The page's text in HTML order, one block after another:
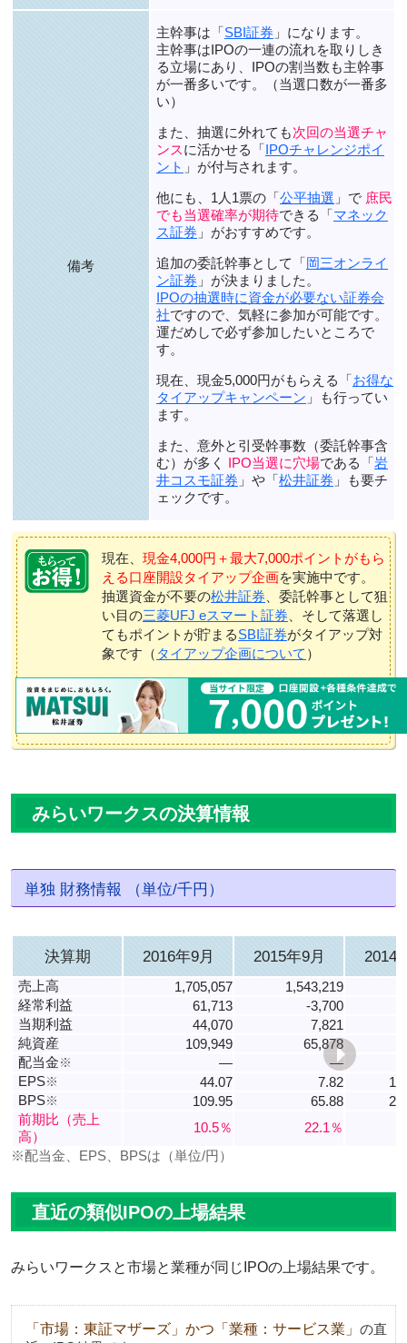
備考
主幹事は「SBI証券 」になります。
主幹事はIPOの一連の流れを取りしき
る立場にあり、 IPOの割当数も主幹事
が一番多いです。（当選口数が一番多
い）
また、抽選に外れても次回の当選チャ
ンスに活かせる「IPOチャレンジポイ
ント 」が付与されます。
他にも、1人1票の「公平抽選 」で 庶民
でも当選確率が期待できる「マネック
ス証券 」がおすすめです。
追加の委託幹事として「岡三オンライ
ン証券 」が決まりました。
IPOの抽選時に資金が必要ない証券会
社ですので、気軽に参加が可能です。
運だめしで必ず参加したいところで
す。
現在、 現金5,000円がもらえる 「お得な
タイアップキャンペーン 」も行ってい
ます。
また、意外と引受幹事数（委託幹事含
む）が多く IPO当選に穴場である「岩
井コスモ証券 」や「松井証券 」も要チ
ェックです。
現在、 現金4,000円＋最大7,000ポイントがもら
える口座開設タイアップ企画を実施中です。
抽選資金が不要の松井証券 、委託幹事として狙
い目の三菱UFJ eスマート証券 、そして落選し
てもポイントが貯まるSBI証券がタイアップ対
象です（ タイアップ企画について ）
みらいワークスの決算情報
単独 財務情報 （単位/千円）
決算期 2016年9月 2015年9月 2014
売上高 1,705,057 1,543,219
経常利益
61,713
-3,700
当期利益
44,070
7,821
純資産
109,949
65,878
配当金※ ―
―
EPS※ 44.07 7.82
BPS※ 109.95 65.88
前期比（売上
高）
10.5％
22.1％
※配当金、EPS、BPSは（単位/円）
直近の類似IPOの上場結果
みらいワークスと市場と業種が同じIPOの上場結果です。
「市場：東証マザーズ」かつ「業種：サービス業」 の直